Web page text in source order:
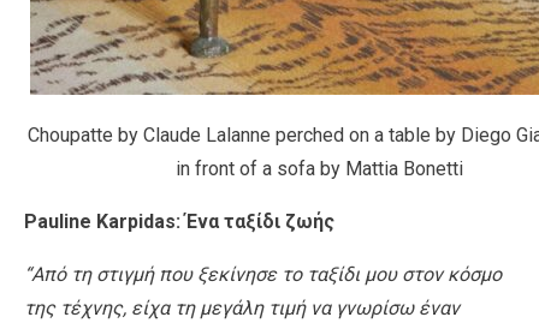
Choupatte by Claude Lalanne perched on a table by Diego
in front of a sofa by Mattia Bonetti
Pauline Karpidas: Ένα ταξίδι ζωής
“Από τη στιγμή που ξεκίνησε το ταξίδι μου στον κόσμο
της τέχνης, είχα τη μεγάλη τιμή να γνωρίσω έναν